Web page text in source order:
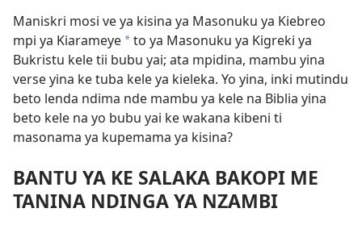
Maniskri mosi ve ya kisina ya Masonuku ya Kiebreo
mpi ya Kiarameye ato ya Masonuku ya Kigreki ya
Bukristu kele tii bubu yai; ata mpidina, mambu yina
verse yina ke tuba kele ya kieleka. Yo yina, inki mutindu
beto lenda ndima nde mambu ya kele na Biblia yina
beto kele na yo bubu yai ke wakana kibeni ti
masonama ya kupemama ya kisina?
BANTU YA KE SALAKA BAKOPI ME
TANINA NDINGA YA NZAMBI